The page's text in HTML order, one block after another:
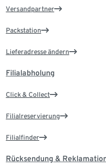
Versandpartner
Packstation
Lieferadresse ändern
Filialabholung
Click & Collect
Filialreservierung
Filialfinder
Rücksendung &